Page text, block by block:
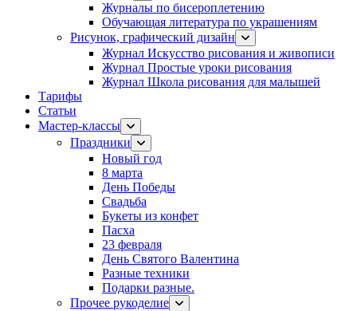
Журналы по бисероплетению
Обучающая литература по украшениям
Рисунок, графический дизайн
Журнал Искусство рисования и живописи
Журнал Простые уроки рисования
Журнал Школа рисования для малышей
Тарифы
Статьи
Мастер-классы
Праздники
Новый год
8 марта
День Победы
Свадьба
Букеты из конфет
Пасха
23 февраля
День Святого Валентина
Разные техники
Подарки разные.
Прочее рукоделие